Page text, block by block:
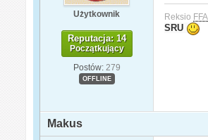
Użytkownik
Reputacja: 14
Początkujący
Postów: 279
OFFLINE
Reksio FFA
SRU
Makus